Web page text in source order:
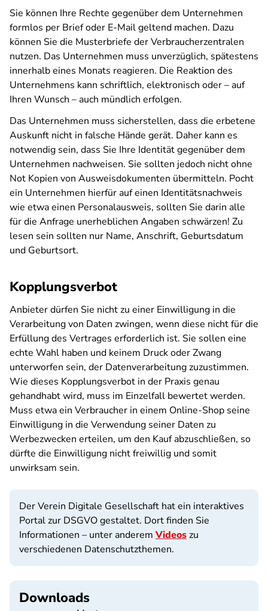
Sie können Ihre Rechte gegenüber dem Unternehmen
formlos per Brief oder E-Mail geltend machen. Dazu
können Sie die Musterbriefe der Verbraucherzentralen
nutzen. Das Unternehmen muss unverzüglich, spätestens
innerhalb eines Monats reagieren. Die Reaktion des
Unternehmens kann schriftlich, elektronisch oder – auf
Ihren Wunsch – auch mündlich erfolgen.
Das Unternehmen muss sicherstellen, dass die erbetene
Auskunft nicht in falsche Hände gerät. Daher kann es
notwendig sein, dass Sie Ihre Identität gegenüber dem
Unternehmen nachweisen. Sie sollten jedoch nicht ohne
Not Kopien von Ausweisdokumenten übermitteln. Pocht
ein Unternehmen hierfür auf einen Identitätsnachweis
wie etwa einen Personalausweis, sollten Sie darin alle
für die Anfrage unerheblichen Angaben schwärzen! Zu
lesen sein sollten nur Name, Anschrift, Geburtsdatum
und Geburtsort.
Kopplungsverbot
Anbieter dürfen Sie nicht zu einer Einwilligung in die
Verarbeitung von Daten zwingen, wenn diese nicht für die
Erfüllung des Vertrages erforderlich ist. Sie sollen eine
echte Wahl haben und keinem Druck oder Zwang
unterworfen sein, der Datenverarbeitung zuzustimmen.
Wie dieses Kopplungsverbot in der Praxis genau
gehandhabt wird, muss im Einzelfall bewertet werden.
Muss etwa ein Verbraucher in einem Online-Shop seine
Einwilligung in die Verwendung seiner Daten zu
Werbezwecken erteilen, um den Kauf abzuschließen, so
dürfte die Einwilligung nicht freiwillig und somit
unwirksam sein.
Der Verein Digitale Gesellschaft hat ein interaktives
Portal zur DSGVO gestaltet. Dort finden Sie
Informationen – unter anderem Videoszu
verschiedenen Datenschutzthemen.
Downloads